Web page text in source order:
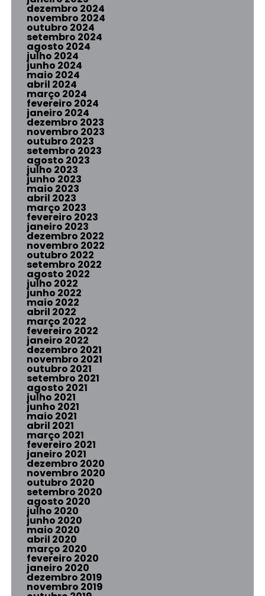
dezembro 2024
novembro 2024
outubro 2024
setembro 2024
agosto 2024
julho 2024
junho 2024
maio 2024
abril 2024
março 2024
fevereiro 2024
janeiro 2024
dezembro 2023
novembro 2023
outubro 2023
setembro 2023
agosto 2023
julho 2023
junho 2023
maio 2023
abril 2023
março 2023
fevereiro 2023
janeiro 2023
dezembro 2022
novembro 2022
outubro 2022
setembro 2022
agosto 2022
julho 2022
junho 2022
maio 2022
abril 2022
março 2022
fevereiro 2022
janeiro 2022
dezembro 2021
novembro 2021
outubro 2021
setembro 2021
agosto 2021
julho 2021
junho 2021
maio 2021
abril 2021
março 2021
fevereiro 2021
janeiro 2021
dezembro 2020
novembro 2020
outubro 2020
setembro 2020
agosto 2020
julho 2020
junho 2020
maio 2020
abril 2020
março 2020
fevereiro 2020
janeiro 2020
dezembro 2019
novembro 2019